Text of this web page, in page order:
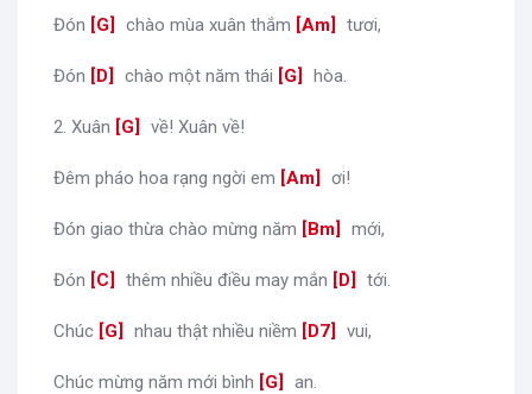
Đón [G chào mùa xuân thắm [Am tươi,
Đón [D chào một năm thái [G hòa.
2. Xuân [G về! Xuân về!
Đêm pháo hoa rạng ngời em [Am ơi!
Đón giao thừa chào mừng năm [Bm mới,
Đón [C thêm nhiều điều may mắn [D tới.
Chúc [G nhau thật nhiều niềm [D7 vui,
Chúc mừng năm mới bình [G an.